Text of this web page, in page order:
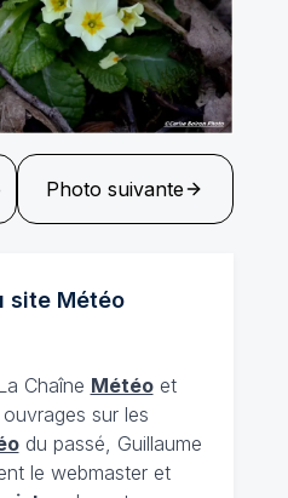
Photo suivante
site Météo
Chaîne Météoet
sur les
du passé, Guillaume
le webmaster et